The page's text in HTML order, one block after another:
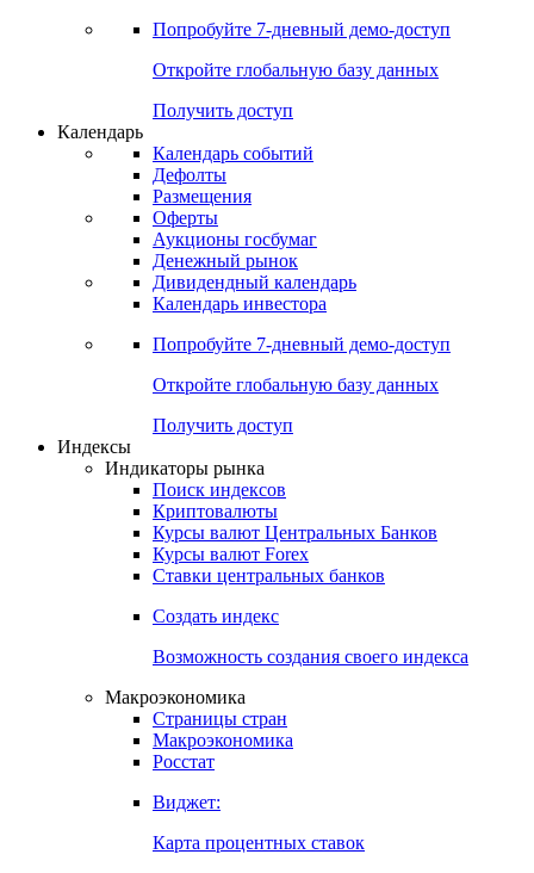
Попробуйте 7-дневный демо-доступ
Откройте глобальную базу данных
Получить доступ
Календарь
Календарь событий
Дефолты
Размещения
Оферты
Аукционы госбумаг
Денежный рынок
Дивидендный календарь
Календарь инвестора
Попробуйте 7-дневный демо-доступ
Откройте глобальную базу данных
Получить доступ
Индексы
Индикаторы рынка
Поиск индексов
Криптовалюты
Курсы валют Центральных Банков
Курсы валют Forex
Ставки центральных банков
Создать индекс
Возможность создания своего индекса
Макроэкономика
Страницы стран
Макроэкономика
Росстат
Виджет:
Карта процентных ставок